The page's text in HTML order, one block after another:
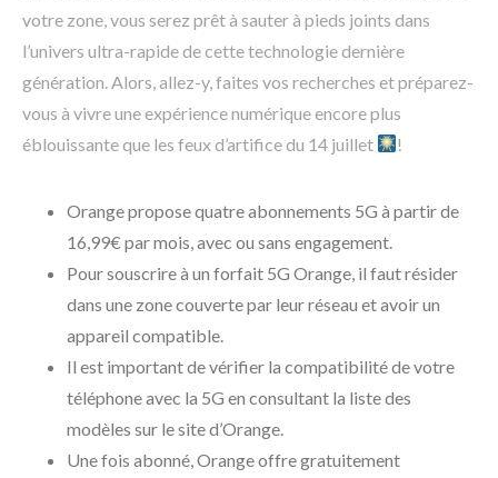
votre zone, vous serez prêt à sauter à pieds joints dans
l’univers ultra-rapide de cette technologie dernière
génération. Alors, allez-y, faites vos recherches et préparez-
vous à vivre une expérience numérique encore plus
éblouissante que les feux d’artifice du 14 juillet
!
Orange propose quatre abonnements 5G à partir de
16,99€ par mois, avec ou sans engagement.
Pour souscrire à un forfait 5G Orange, il faut résider
dans une zone couverte par leur réseau et avoir un
appareil compatible.
Il est important de vérifier la compatibilité de votre
téléphone avec la 5G en consultant la liste des
modèles sur le site d’Orange.
Une fois abonné, Orange offre gratuitement